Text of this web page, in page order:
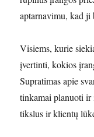
aptarnavimu, kad ji
Visiems, kurie
įvertinti, kokios
Supratimas apie
tinkamai planuoti
tikslus ir klientų